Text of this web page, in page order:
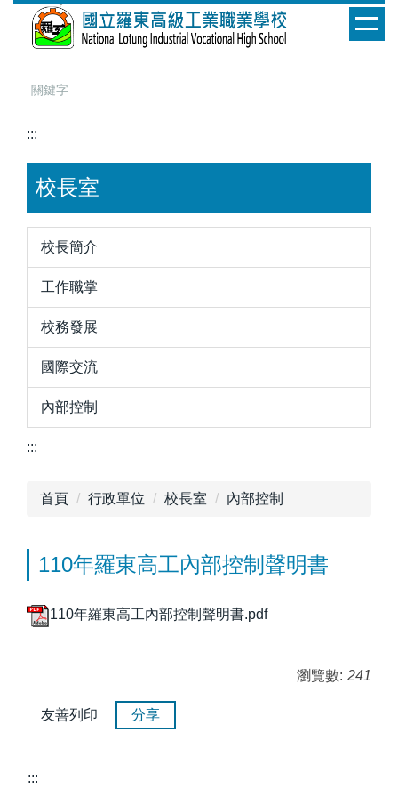
:::
校長室
校長簡介
工作職掌
校務發展
國際交流
內部控制
:::
首頁 行政單位 校長室 內部控制
110年羅東高工內部控制聲明書
110年羅東高工內部控制聲明書.pdf
瀏覽數: 241
友善列印 分享
:::